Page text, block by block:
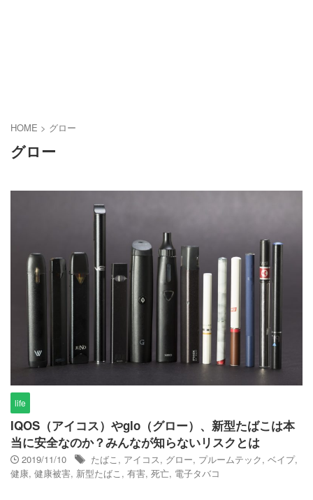
HOME > グロー
グロー
life
IQOS（アイコス）やglo（グロー）、新型たばこは本
当に安全なのか？みんなが知らないリスクとは
2019/11/10 たばこ , アイコス, グロー, プルームテック, ベイプ,
健康, 健康被害, 新型たばこ , 有害, 死亡, 電子タバコ